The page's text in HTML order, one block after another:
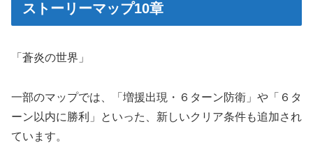
ストーリーマップ10章
「蒼炎の世界」
一部のマップでは、「増援出現・６ターン防衛」や「６タ
ーン以内に勝利」といった、新しいクリア条件も追加され
ています。